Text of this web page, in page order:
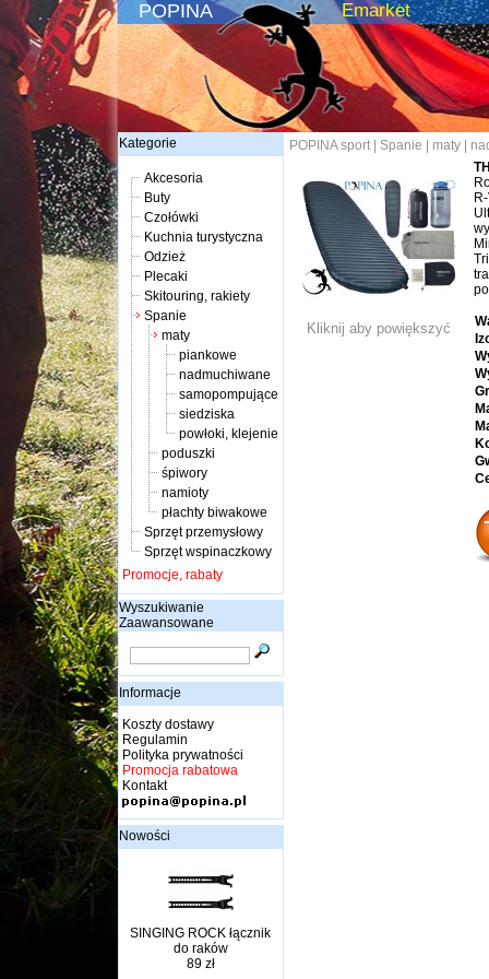
POPINA Emarket
Kategorie
Akcesoria
Buty
Czołówki
Kuchnia turystyczna
Odzież
Plecaki
Skitouring, rakiety
Spanie
maty
piankowe
nadmuchiwane
samopompujące
siedziska
powłoki, klejenie
poduszki
śpiwory
namioty
płachty biwakowe
Sprzęt przemysłowy
Sprzęt wspinaczkowy
Promocje, rabaty
Wyszukiwanie
Zaawansowane
Informacje
Koszty dostawy
Regulamin
Polityka prywatności
Promocja rabatowa
Kontakt
Nowości
SINGING ROCK łącznik
do raków
89 zł
POPINA sport| Spanie maty|
Kliknij aby powiększyć